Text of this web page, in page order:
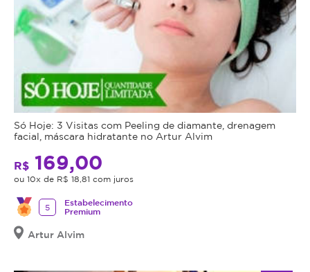
Só Hoje: 3 Visitas com Peeling de diamante, drenagem
facial, máscara hidratante no Artur Alvim
R$ 169,00
ou 10x de R$ 18,81 com juros
5
Estabelecimento
Premium
Artur Alvim